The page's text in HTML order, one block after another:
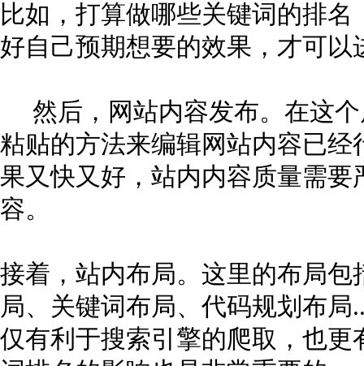
比如，打算做哪些关键词的排
好自己预期想要的效果，才可以
然后，网站内容发布。在这个
粘贴的方法来编辑网站内容已经
果又快又好，站内内容质量需
容。
接着，站内布局。这里的布局
局、关键词布局、代码规划布
仅有利于搜索引擎的爬取，也更